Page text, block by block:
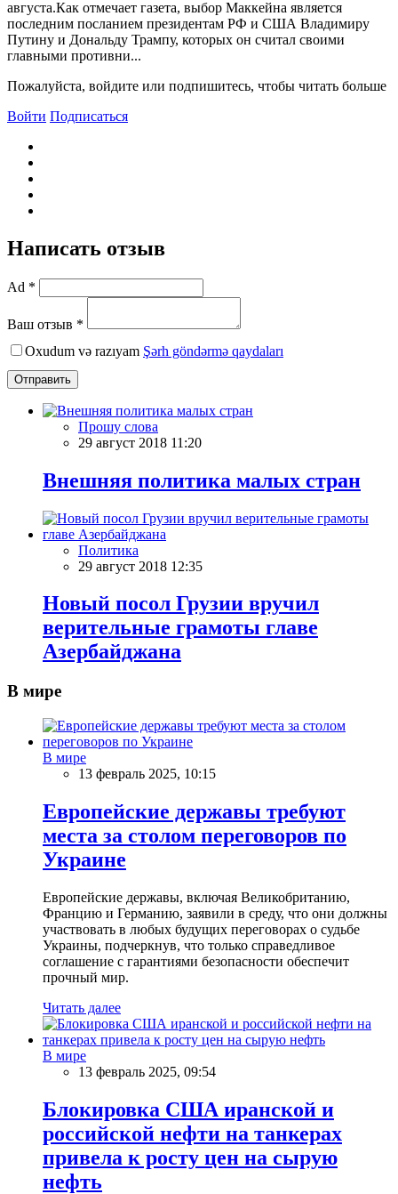
августа.Как отмечает газета, выбор Маккейна является
последним посланием президентам РФ и США Bладимиру
Путину и Дональду Трампу, которых он считал своими
главными противни...
Пожалуйста, войдите или подпишитесь, чтобы читать больше
Войти Подписаться
Написать отзыв
Ad *
Ваш отзыв *
Oxudum və razıyam Şərh göndərmə qaydaları
Отправить
Прошу слова
29 август 2018 11:20
Внешняя политика малых стран
Политика
29 август 2018 12:35
Новый посол Грузии вручил
верительные грамоты главе
Азербайджана
В мире
В мире
13 февраль 2025, 10:15
Европейские державы требуют
места за столом переговоров по
Украине
Европейские державы, включая Великобританию,
Францию и Германию, заявили в среду, что они должны
участвовать в любых будущих переговорах о судьбе
Украины, подчеркнув, что только справедливое
соглашение с гарантиями безопасности обеспечит
прочный мир.
Читать далее
В мире
13 февраль 2025, 09:54
Блокировка США иранской и
российской нефти на танкерах
привела к росту цен на сырую
нефть